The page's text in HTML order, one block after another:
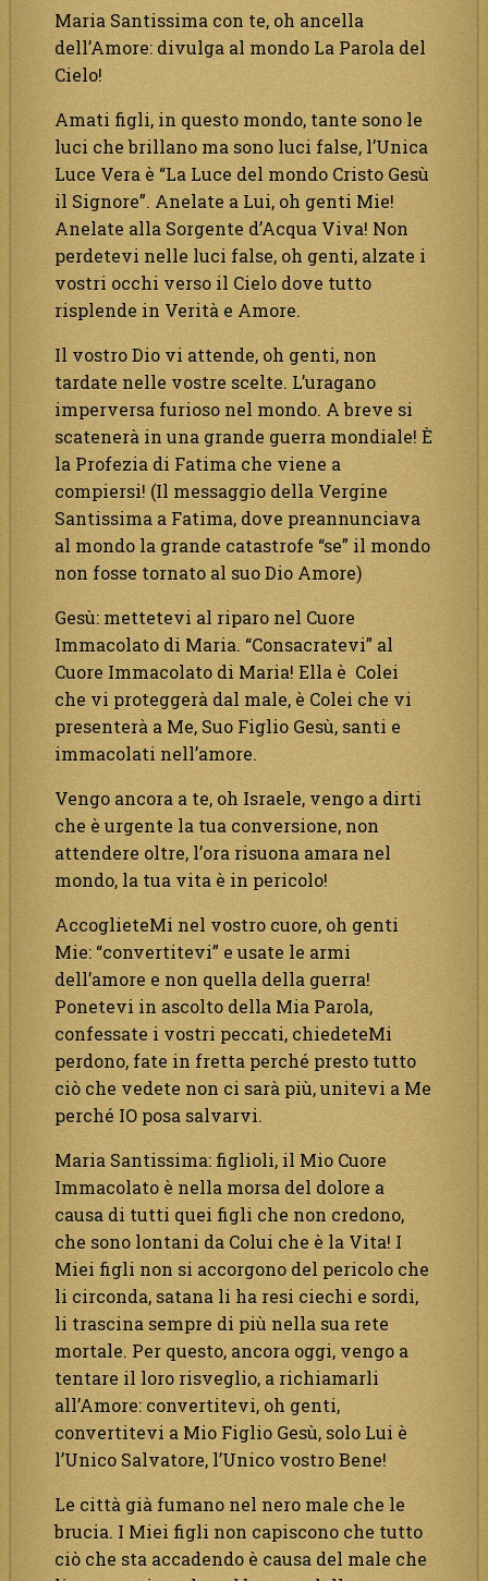
Maria Santissima con te, oh ancella
dell’Amore: divulga al mondo La Parola del
Cielo!
Amati figli, in questo mondo, tante sono le
luci che brillano ma sono luci false, l’Unica
Luce Vera è “La Luce del mondo Cristo Gesù
il Signore”. Anelate a Lui, oh genti Mie!
Anelate alla Sorgente d’Acqua Viva! Non
perdetevi nelle luci false, oh genti, alzate i
vostri occhi verso il Cielo dove tutto
risplende in Verità e Amore.
Il vostro Dio vi attende, oh genti, non
tardate nelle vostre scelte. L’uragano
imperversa furioso nel mondo. A breve si
scatenerà in una grande guerra mondiale! È
la Profezia di Fatima che viene a
compiersi! (Il messaggio della Vergine
Santissima a Fatima, dove preannunciava
al mondo la grande catastrofe “se” il mondo
non fosse tornato al suo Dio Amore)
Gesù: mettetevi al riparo nel Cuore
Immacolato di Maria. “Consacratevi” al
Cuore Immacolato di Maria! Ella è Colei
che vi proteggerà dal male, è Colei che vi
presenterà a Me, Suo Figlio Gesù, santi e
immacolati nell’amore.
Vengo ancora a te, oh Israele, vengo a dirti
che è urgente la tua conversione, non
attendere oltre, l’ora risuona amara nel
mondo, la tua vita è in pericolo!
AccoglieteMi nel vostro cuore, oh genti
Mie: “convertitevi” e usate le armi
dell’amore e non quella della guerra!
Ponetevi in ascolto della Mia Parola,
confessate i vostri peccati, chiedeteMi
perdono, fate in fretta perché presto tutto
ciò che vedete non ci sarà più, unitevi a Me
perché IO posa salvarvi.
Maria Santissima: figlioli, il Mio Cuore
Immacolato è nella morsa del dolore a
causa di tutti quei figli che non credono,
che sono lontani da Colui che è la Vita! I
Miei figli non si accorgono del pericolo che
li circonda, satana li ha resi ciechi e sordi,
li trascina sempre di più nella sua rete
mortale. Per questo, ancora oggi, vengo a
tentare il loro risveglio, a richiamarli
all’Amore: convertitevi, oh genti,
convertitevi a Mio Figlio Gesù, solo Lui è
l’Unico Salvatore, l’Unico vostro Bene!
Le città già fumano nel nero male che le
brucia. I Miei figli non capiscono che tutto
ciò che sta accadendo è causa del male che